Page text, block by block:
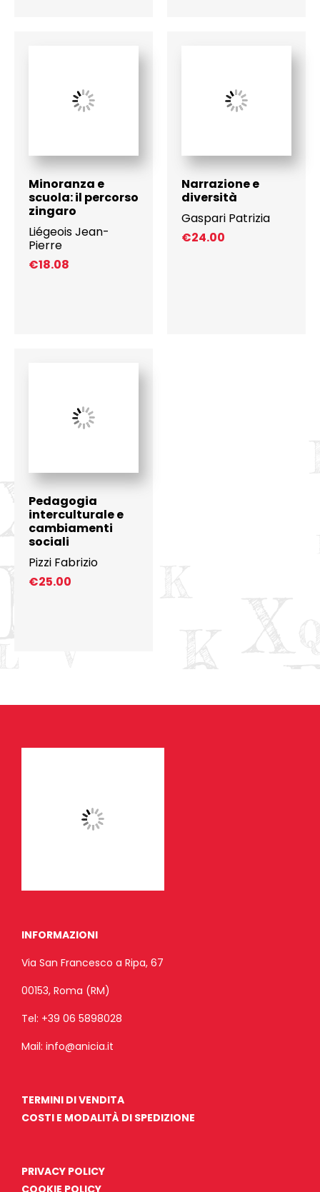
Minoranza e
scuola: il percorso
zingaro
Liégeois Jean-
Pierre
€18.08
Narrazione e
diversità
Gaspari Patrizia
€24.00
Pedagogia
interculturale e
cambiamenti
sociali
Pizzi Fabrizio
€25.00
INFORMAZIONI
Via San Francesco a Ripa, 67
00153, Roma (RM)
Tel: +39 06 5898028
Mail: info@anicia.it
TERMINI DI VENDITA
COSTI E MODALITÀ DI SPEDIZIONE
PRIVACY POLICY